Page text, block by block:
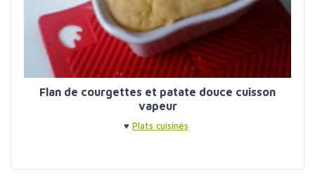
Flan de courgettes et patate douce cuisson
vapeur
♥ Plats cuisinés